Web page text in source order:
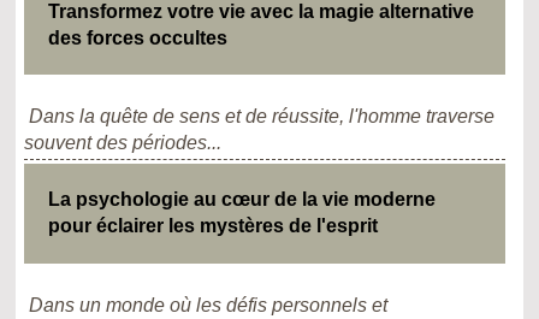
Transformez votre vie avec la magie alternative
des forces occultes
Dans la quête de sens et de réussite, l'homme traverse
souvent des périodes...
La psychologie au cœur de la vie moderne
pour éclairer les mystères de l'esprit
Dans un monde où les défis personnels et